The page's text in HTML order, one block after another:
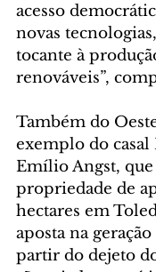
acesso
novas
tocante à
renováveis”,
Também do
exemplo do casal
Emílio Angst,
propriedade de
hectares em
aposta na
partir do dejeto